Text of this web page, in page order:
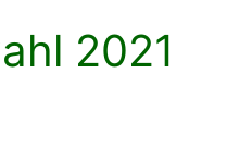
2021